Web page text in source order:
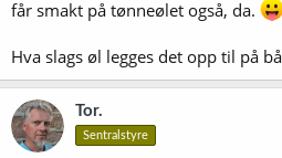
får smakt på tønneølet også, da.
Hva slags øl legges det opp til på
Tor.
Sentralstyre